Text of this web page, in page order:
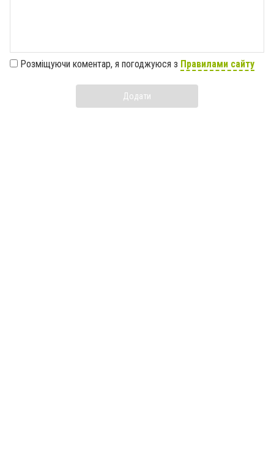
Розміщуючи коментар, я погоджуюся з Правилами сайту
Додати